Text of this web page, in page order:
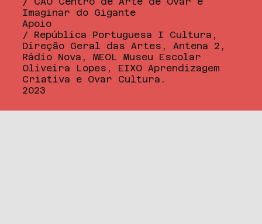
Imaginar do Gigante
Apoio
/ República Portuguesa I Cultura,
Direção Geral das Artes, Antena 2,
Rádio Nova, MEOL Museu Escolar
Oliveira Lopes, EIXO Aprendizagem
Criativa e Ovar Cultura.
2023